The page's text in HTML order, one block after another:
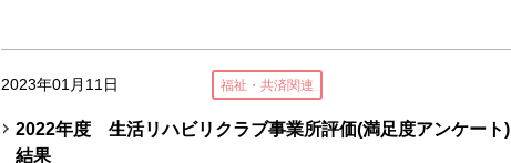
2023年01月11日 福祉・共済関連
2022年度 生活リハビリクラブ事業所評価(満足度アンケート)
結果